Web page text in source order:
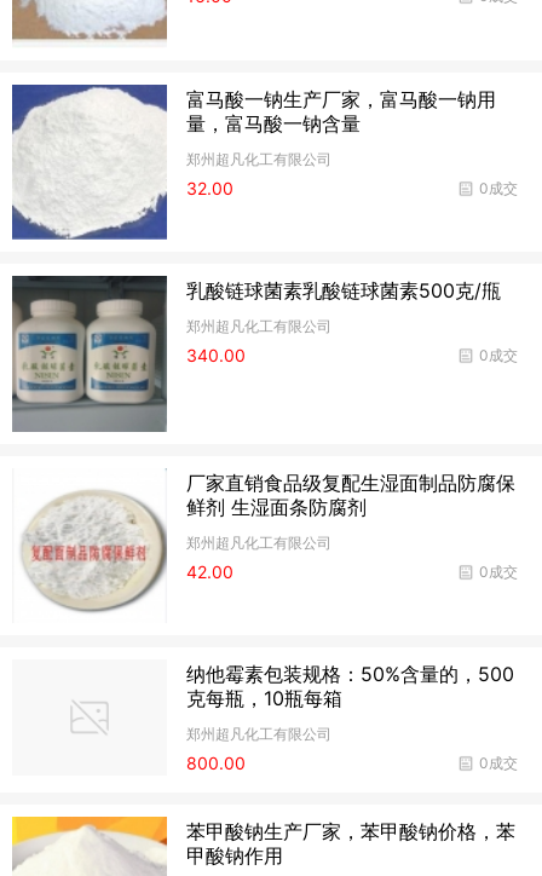
富马酸一钠生产厂家，富马酸一钠用
量，富马酸一钠含量
郑州超凡化工有限公司
0成交
32.00
乳酸链球菌素乳酸链球菌素500克/甁
郑州超凡化工有限公司
0成交
340.00
厂家直销食品级复配生湿面制品防腐保
鲜剂 生湿面条防腐剂
郑州超凡化工有限公司
0成交
42.00
纳他霉素包装规格：50%含量的，500
克每瓶，10瓶每箱
郑州超凡化工有限公司
0成交
800.00
苯甲酸钠生产厂家，苯甲酸钠价格，苯
甲酸钠作用